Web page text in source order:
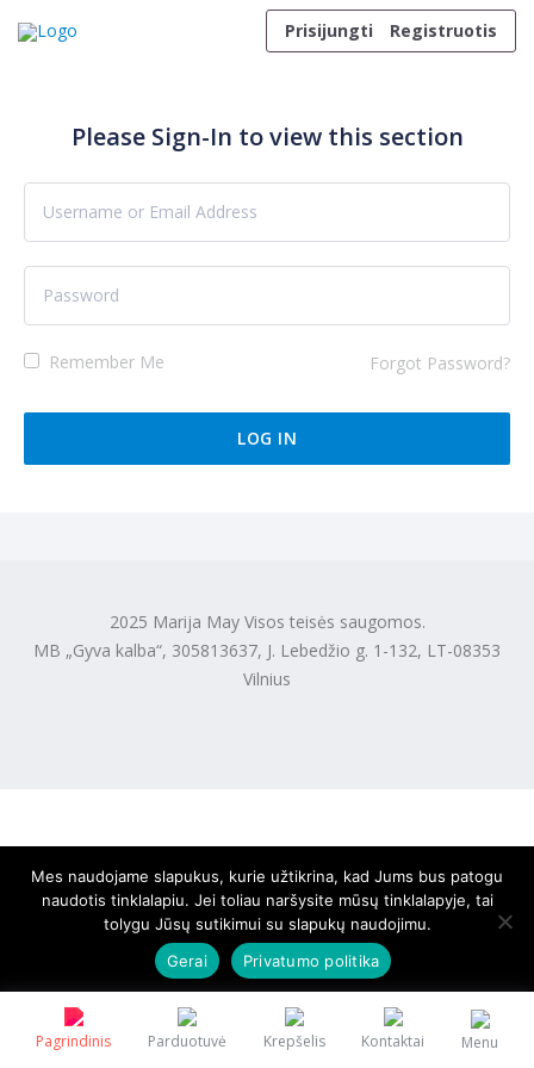
Prisijungti
Registruotis
Pagrindinis Parduotuvė Krepšelis Kontaktai Menu
Please Sign-In to view this section
Remember Me Forgot Password?
2025 Marija May Visos teisės saugomos.
MB „Gyva kalba“, 305813637, J. Lebedžio g. 1-132, LT-08353
Vilnius
Mes naudojame slapukus, kurie užtikrina, kad Jums bus patogu
naudotis tinklalapiu. Jei toliau naršysite mūsų tinklalapyje, tai
tolygu Jūsų sutikimui su slapukų naudojimu.
Gerai
Privatumo politika